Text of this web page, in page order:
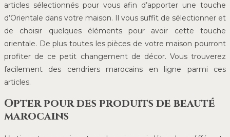
articles sélectionnés pour vous afin d’apporter une touche
d’Orientale dans votre maison. Il vous suffit de sélectionner et
de choisir quelques éléments pour avoir cette touche
orientale. De plus toutes les pièces de votre maison pourront
profiter de ce petit changement de décor. Vous trouverez
facilement des cendriers marocains en ligne parmi ces
articles.
Opter pour des produits de beauté
marocains